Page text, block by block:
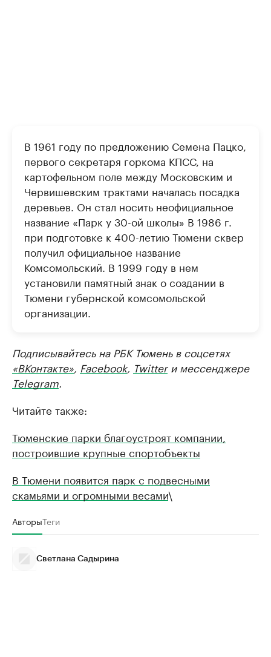
В 1961 году по предложению Семена Пацко,
первого секретаря горкома КПСС, на
картофельном поле между Московским и
Червишевским трактами началась посадка
деревьев. Он стал носить неофициальное
название «Парк у 30-ой школы» В 1986 г.
при подготовке к 400-летию Тюмени сквер
получил официальное название
Комсомольский. В 1999 году в нем
установили памятный знак о создании в
Тюмени губернской комсомольской
организации.
Подписывайтесь на РБК Тюмень в соцсетях
«ВКонтакте» Facebook, Twitterи мессенджере
Telegram
Читайте также:
Тюменские парки благоустроят компании,
построившие крупные спортобъекты
В Тюмени появится парк с подвесными
скамьями и огромными весами\
АвторыТеги
Светлана Садырина